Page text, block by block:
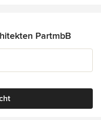
PartmbB